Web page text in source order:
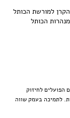
הקרן למורשת הכותל
מנהרות הכותל
הפועלים לחיזוק
לתמיכה בעמק שווה